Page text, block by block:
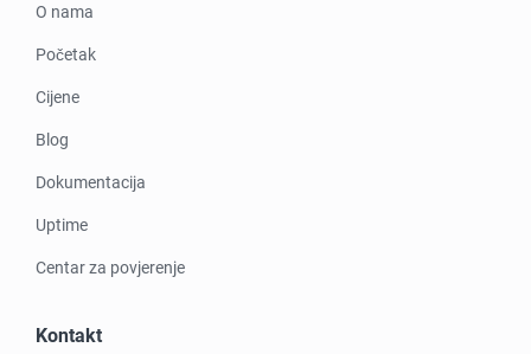
O nama
Početak
Cijene
Blog
Dokumentacija
Uptime
Centar za povjerenje
Kontakt